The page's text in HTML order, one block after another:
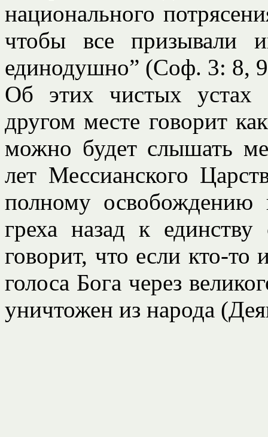
национального
чтобы все призывали
единодушно” (Соф. 3: 8,
Об этих чистых устах
другом месте говорит
можно будет слышать
лет Мессианского
полному освобождению
греха назад к
говорит, что если кто-то
голоса Бога через
уничтожен из народа